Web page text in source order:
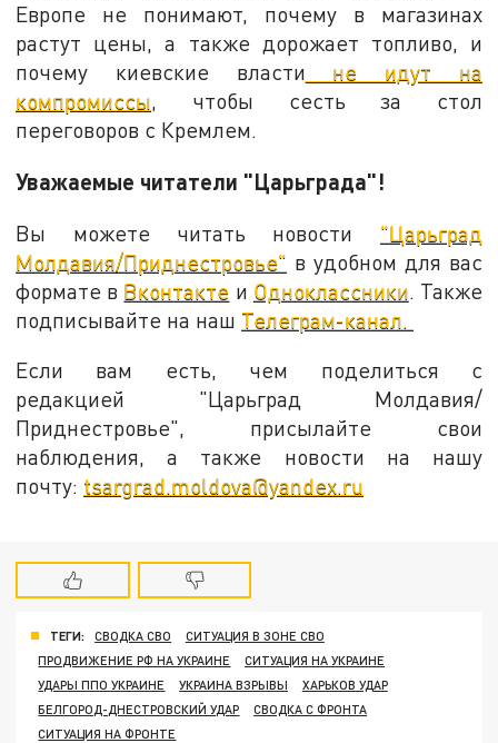
Европе не понимают, почему в магазинах
растут цены, а также дорожает топливо, и
почему киевские власти не идут на
компромиссы, чтобы сесть за стол
переговоров с Кремлем.
Уважаемые читатели "Царьграда"!
Вы можете читать новости "Царьград
Молдавия/Приднестровье" в удобном для вас
формате в Вконтакте и Одноклассники . Также
подписывайте на наш Телеграм-канал.
Если вам есть, чем поделиться с
редакцией "Царьград Молдавия/
Приднестровье", присылайте свои
наблюдения, а также новости на нашу
почту: tsargrad.moldova@yandex.ru
ТЕГИ: СВОДКА СВО
СИТУАЦИЯ В ЗОНЕ СВО
ПРОДВИЖЕНИЕ РФ НА УКРАИНЕ
СИТУАЦИЯ НА УКРАИНЕ
УДАРЫ ППО УКРАИНЕ
УКРАИНА ВЗРЫВЫ
ХАРЬКОВ УДАР
БЕЛГОРОД-ДНЕСТРОВСКИЙ УДАР
СВОДКА С ФРОНТА
СИТУАЦИЯ НА ФРОНТЕ